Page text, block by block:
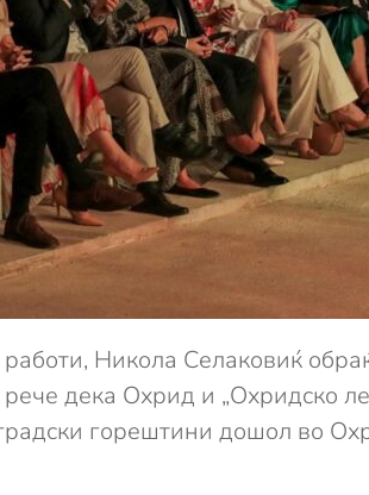
Никола Селаковиќ
дека Охрид и „Охридско
горештини дошол во